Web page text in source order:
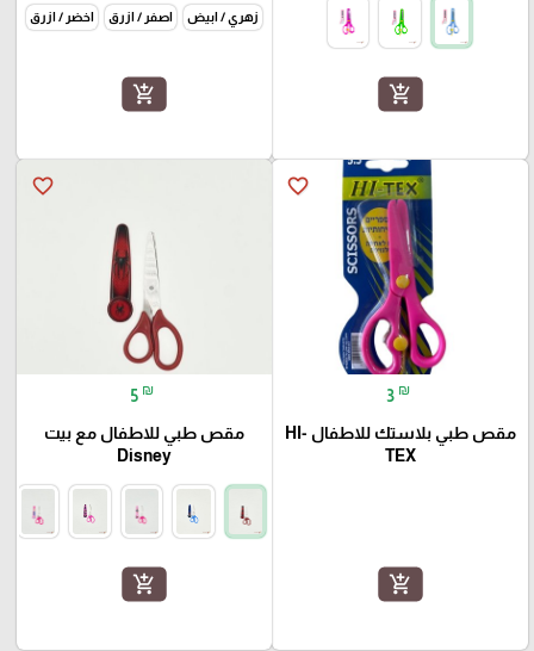
add_shopping_cart
زهري / ابيض اصفر / ازرق اخضر / ازرق
add_shopping_cart
favorite_border
3 ₪
مقص طبي بلاستك للاطفال HI-
TEX
add_shopping_cart
favorite_border
5 ₪
مقص طبي للاطفال مع بيت
Disney
add_shopping_cart